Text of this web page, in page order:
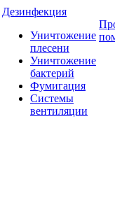
Дезинфекция
Уничтожение
плесени
Уничтожение
бактерий
Фумигация
Системы
вентиляции